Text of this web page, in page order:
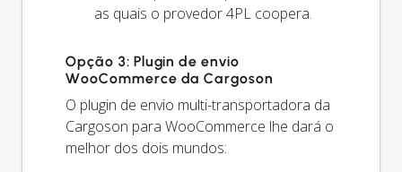
as quais o provedor 4PL coopera.
Opção 3: Plugin de envio
WooCommerce da Cargoson
O plugin de envio multi-transportadora da
Cargoson para WooCommerce lhe dará o
melhor dos dois mundos: